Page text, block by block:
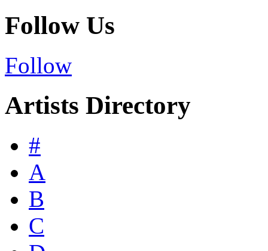
Follow Us
Follow
Artists Directory
#
A
B
C